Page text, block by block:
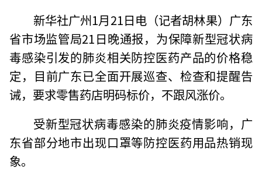
新华社广州1月21日电（记者胡林果）广东
省市场监管局21日晚通报，为保障新型冠状病
毒感染引发的肺炎相关防控医药产品的价格稳
定，目前广东已全面开展巡查、检查和提醒告
诫，要求零售药店明码标价，不跟风涨价。
受新型冠状病毒感染的肺炎疫情影响，广
东省部分地市出现口罩等防控医药用品热销现
象。